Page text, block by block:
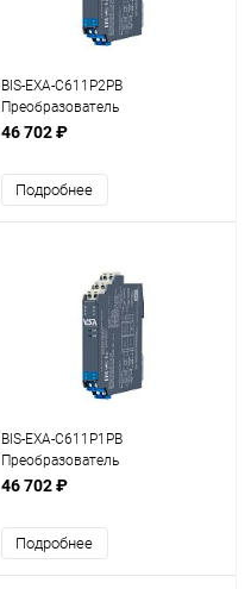
BIS-EXA-C611P2PB
Преобразователь
измерительный BIS-EXA-
46 702 ₽
Подробнее
BIS-EXA-C611P1PB
Преобразователь
измерительный BIS-EXA-
46 702 ₽
Подробнее